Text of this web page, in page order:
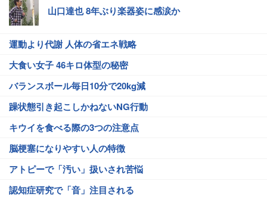
山口達也 8年ぶり楽器姿に感涙か
運動より代謝 人体の省エネ戦略
大食い女子 46キロ体型の秘密
バランスボール毎日10分で20kg減
躁状態引き起こしかねないNG行動
キウイを食べる際の3つの注意点
脳梗塞になりやすい人の特徴
アトピーで「汚い」扱いされ苦悩
認知症研究で「音」注目される